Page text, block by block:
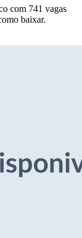
com 741 vagas
baixar.